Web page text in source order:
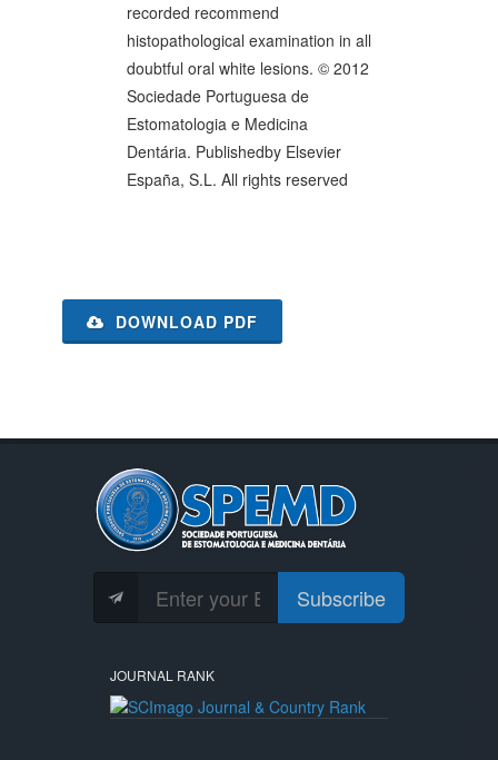
recorded recommend
histopathological examination in all
doubtful oral white lesions. © 2012
Sociedade Portuguesa de
Estomatologia e Medicina
Dentária. Publishedby Elsevier
España, S.L. All rights reserved
DOWNLOAD PDF
Subscribe
JOURNAL RANK